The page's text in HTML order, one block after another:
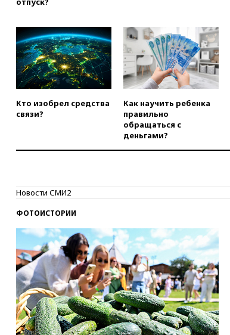
Кто изобрел средства
связи?
Как научить ребенка
правильно
обращаться с
деньгами?
Новости СМИ2
ФОТОИСТОРИИ